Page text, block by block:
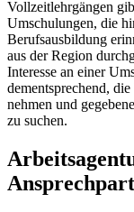
Vollzeitlehrgängen
Umschulungen, die
Berufsausbildung
aus der Region
Interesse an einer
dementsprechend,
nehmen und
zu suchen.